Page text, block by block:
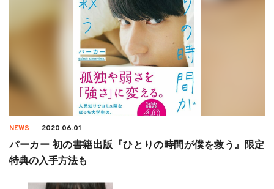
NEWS 2020.06.01
パーカー 初の書籍出版『ひとりの時間が僕を救う』限定
特典の入手方法も